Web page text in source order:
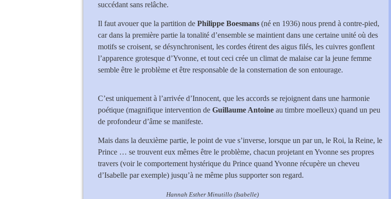
succédant sans relâche.
Il faut avouer que la partition de Philippe Boesmans (né en 1936) nous prend à contre-pied,
car dans la première partie la tonalité d’ensemble se maintient dans une certaine unité où des
motifs se croisent, se désynchronisent, les cordes étirent des aigus filés, les cuivres gonflent
l’apparence grotesque d’Yvonne, et tout ceci crée un climat de malaise car la jeune femme
semble être le problème et être responsable de la consternation de son entourage.
C’est uniquement à l’arrivée d’Innocent, que les accords se rejoignent dans une harmonie
poétique (magnifique intervention de Guillaume Antoine au timbre moelleux) quand un peu
de profondeur d’âme se manifeste.
Mais dans la deuxième partie, le point de vue s’inverse, lorsque un par un, le Roi, la Reine, le
Prince … se trouvent eux mêmes être le problème, chacun projetant en Yvonne ses propres
travers (voir le comportement hystérique du Prince quand Yvonne récupère un cheveu
d’Isabelle par exemple) jusqu’à ne même plus supporter son regard.
Hannah Esther Minutillo (Isabelle)